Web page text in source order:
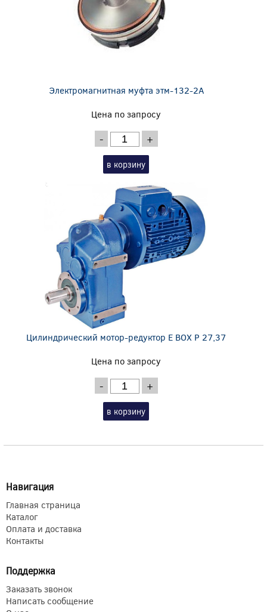
Электромагнитная муфта этм-132-2А
Цена по запросу
- +
в корзину
Цилиндрический мотор-редуктор E BOX P 27,37
Цена по запросу
- +
в корзину
Навигация
Главная страница
Каталог
Оплата и доставка
Контакты
Поддержка
Заказать звонок
Написать сообщение